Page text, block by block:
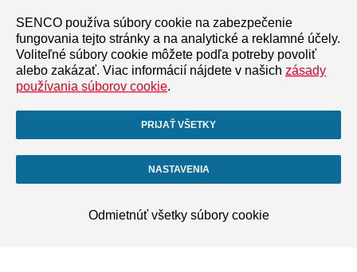
100.0 5.0 Pozidriv 2
WEBOVÁ STRÁNKA
KATEGÓRIE PRODUKTOV
SENCO používa súbory cookie na zabezpečenie
fungovania tejto stránky a na analytické a reklamné účely.
Voliteľné súbory cookie môžete podľa potreby povoliť
alebo zakázať. Viac informácií nájdete v našich zásady
používania súborov cookie.
PRIJAŤ VŠETKY
NASTAVENIA
Odmietnúť všetky súbory cookie